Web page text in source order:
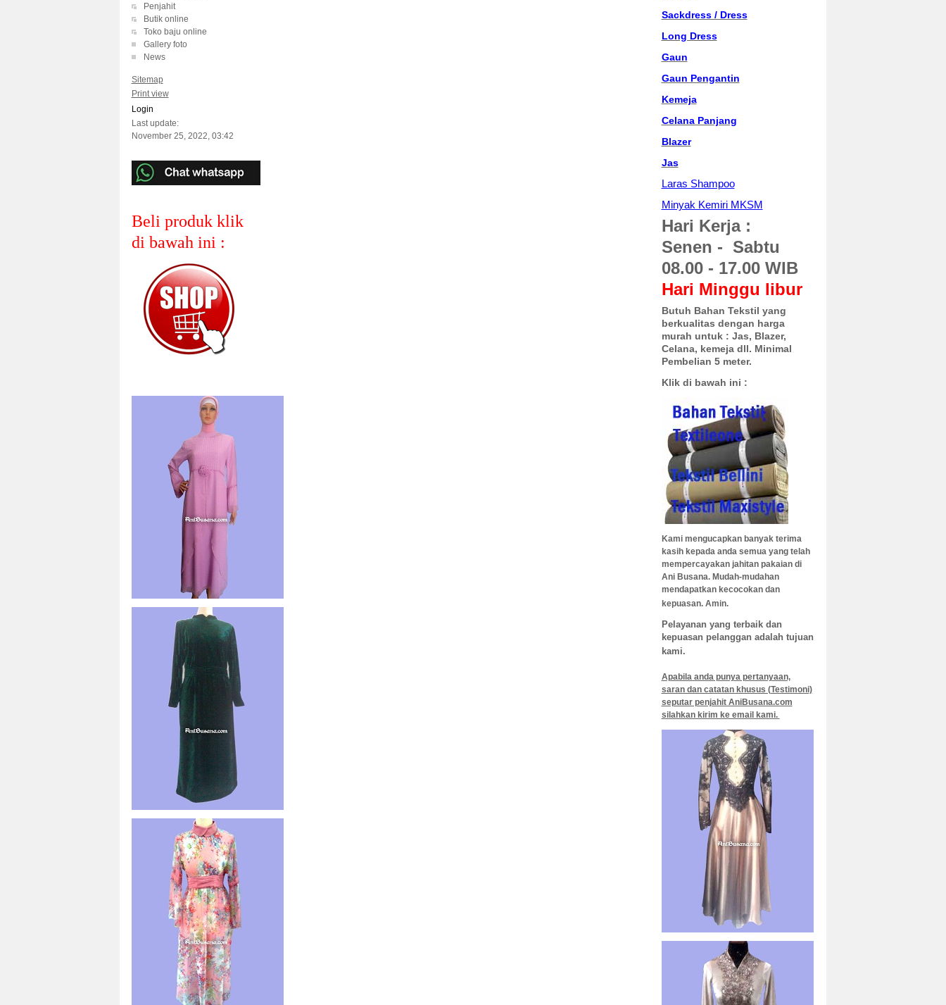
Penjahit
Butik online
Toko baju online
Gallery foto
News
Sitemap
Print view
Login
Last update:
November 25, 2022, 03:42
Beli produk klik
di bawah ini :
Sackdress / Dress
Long Dress
Gaun
Gaun Pengantin
Kemeja
Celana Panjang
Blazer
Jas
Laras Shampoo
Minyak Kemiri MKSM
Hari Kerja :
Senen - Sabtu
08.00 - 17.00 WIB
Hari Minggu libur
Butuh Bahan Tekstil yang
berkualitas dengan harga
murah untuk : Jas, Blazer,
Celana, kemeja dll. Minimal
Pembelian 5 meter.
Klik di bawah ini :
Kami mengucapkan banyak terima
kasih kepada anda semua yang telah
mempercayakan jahitan pakaian di
Ani Busana. Mudah-mudahan
mendapatkan kecocokan dan
kepuasan. Amin.
Pelayanan yang terbaik dan
kepuasan pelanggan adalah tujuan
kami.
Apabila anda punya pertanyaan,
saran dan catatan khusus (Testimoni)
seputar penjahit AniBusana.com
silahkan kirim ke email kami.